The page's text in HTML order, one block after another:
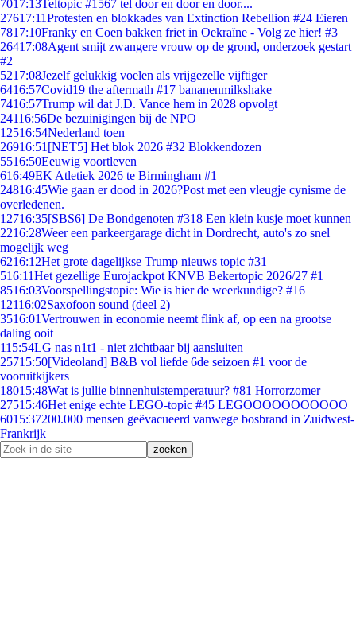
7017:13Teltopic #1567 tel door en door en door....
27617:11Protesten en blokkades van Extinction Rebellion #24 Eieren
7817:10Franky en Coen bakken friet in Oekraïne - Volg ze hier! #3
26417:08Agent smijt zwangere vrouw op de grond, onderzoek gestart
#2
5217:08Jezelf gelukkig voelen als vrijgezelle vijftiger
6416:57Covid19 the aftermath #17 bananenmilkshake
7416:57Trump wil dat J.D. Vance hem in 2028 opvolgt
24116:56De bezuinigingen bij de NPO
12516:54Nederland toen
26916:51 [NET5] Het blok 2026 #32 Blokkendozen
5516:50Eeuwig voortleven
616:49EK Atletiek 2026 te Birmingham #1
24816:45Wie gaan er dood in 2026?Post met een vleugje cynisme de
overledenen.
12716:35[SBS6] De Bondgenoten #318 Een klein kusje moet kunnen
2216:28Weer een parkeergarage dicht in Dordrecht, auto's zo snel
mogelijk weg
6216:12Het grote dagelijkse Trump nieuws topic #31
516:11Het gezellige Eurojackpot KNVB Bekertopic 2026/27 #1
8516:03Voorspellingstopic: Wie is hier de weerkundige? #16
12116:02Saxofoon sound (deel 2)
3516:01Vertrouwen in economie neemt flink af, op een na grootse
daling ooit
115:54LG nas n1t1 - niet zichtbaar bij aansluiten
25715:50[Videoland] B&B vol liefde 6de seizoen #1 voor de
vooruitkijkers
18015:48Wat is jullie binnenhuistemperatuur? #81 Horrorzomer
27515:46Het enige echte LEGO-topic #45 LEGOOOOOOOOOOO
6015:37200.000 mensen geëvacueerd vanwege bosbrand in Zuidwest-
Frankrijk